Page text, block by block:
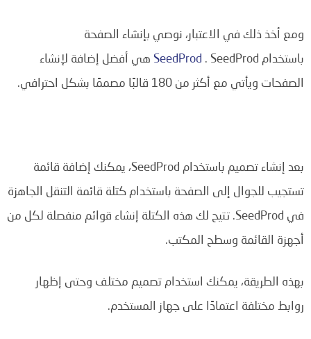
ومع أخذ ذلك في الاعتبار، نوصي بإنشاء الصفحة
باستخدام
SeedProd . SeedProd هي أفضل إضافة لإنشاء
الصفحات ويأتي مع أكثر من 180 قالبًا مصممًا بشكل احترافي.
بعد إنشاء تصميم باستخدام SeedProd، يمكنك إضافة قائمة
تستجيب للجوال إلى الصفحة باستخدام كتلة قائمة التنقل الجاهزة
في SeedProd. تتيح لك هذه الكتلة إنشاء قوائم منفصلة لكل من
أجهزة القائمة وسطح المكتب.
بهذه الطريقة، يمكنك استخدام تصميم مختلف وحتى إظهار
روابط مختلفة اعتمادًا على جهاز المستخدم.